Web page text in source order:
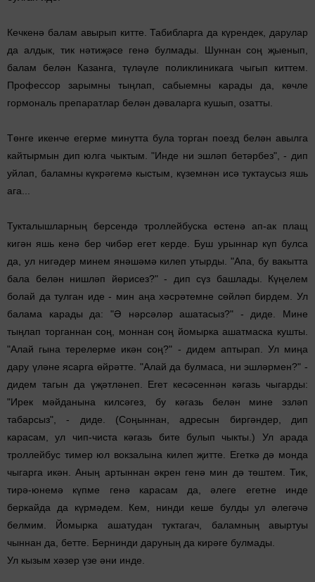
Кечкенә балам авырып китте. Табибларга да күрендек, дарулар
да алдык, тик нәтиҗәсе генә булмады. Шуннан соң җыенып,
балам белән Казанга, түләүле поликлиникага чыгып киттем.
Профессор зарымны тыңлап, сабыемны карады да, көчле
гормональ препаратлар белән дәваларга кушып, озат­ты.
Төнге икенче егерме минутта була торган поезд белән авылга
кайтырмын дип юлга чыктым. "Инде ни эшләп бетәрбез", - дип
уйлап, баламны күкрәгемә кыстым, күземнән исә туктаусыз яшь
ага...
Тукталышларның берсендә троллейбуска өстенә ап-ак плащ
кигән яшь кенә бер чибәр егет керде. Буш урыннар күп булса
да, ул нигәдер минем янәшәмә килеп утырды. "Апа, бу вакытта
бала белән нишләп йөрисез?" - дип сүз башлады. Күңелем
болай да тулган иде - мин аңа хәсрәтемне сөйләп бирдем. Ул
балама карады да: "Ә нәрсәләр ашатасыз?" - ди­де. Мине
тыңлап торганнан соң, моннан соң йомырка ашат­маска кушты.
"Алай гына терелерме икән соң?" - дидем ап­тырап. Ул миңа
дару үләне ясарга өйрәтте. "Алай да булмаса, ни эшләрмен?" -
дидем тагын да үҗәтләнеп. Егет ке­сәсеннән кәгазь чыгарды:
"Ирек мәйданына килсәгез, бу кәгазь белән мине эзләп
табарсыз", - диде. (Соңыннан, ад­ресын биргәндер, дип
карасам, ул чип-чиста кәгазь бите бу­лып чыкты.) Ул арада
троллейбус тимер юл вокзалына килеп җитте. Егеткә дә монда
чыгарга икән. Аның артыннан әкрен генә мин дә төштем. Тик,
тирә-юнемә күпме генә карасам да, әлеге егетне инде
беркайда да күрмәдем. Кем, нинди кеше булды ул әлегәчә
белмим. Йомырка ашатудан туктагач, ба­ламның авыртуы
чыннан да, бетте. Бернинди даруның да кирәге булмады.
Ул кызым хәзер үзе әни инде.